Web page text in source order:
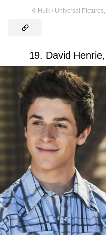
© Hulk / Universal Pictures,
19. David Henrie,